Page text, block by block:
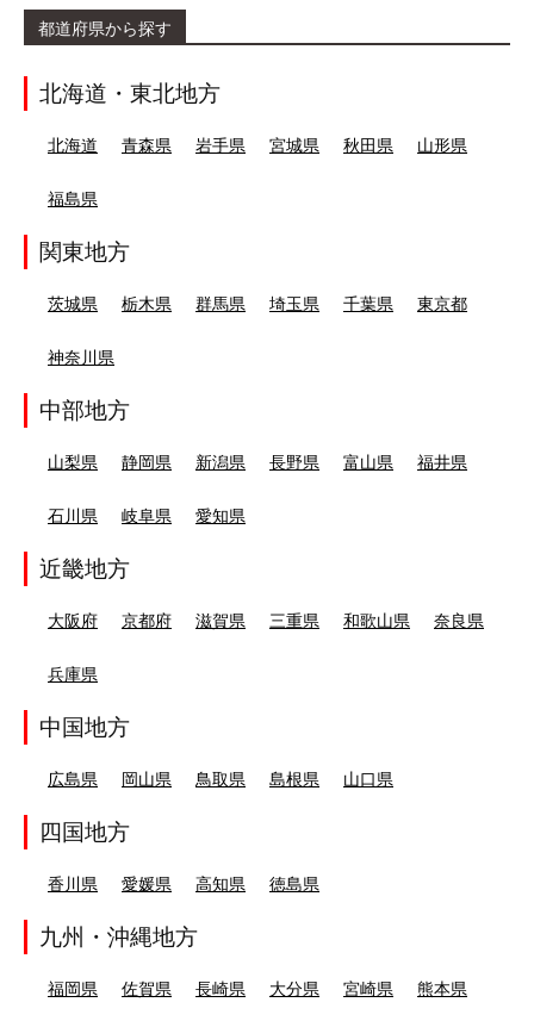
都道府県から探す
北海道・東北地方
北海道 青森県 岩手県 宮城県 秋田県 山形県
福島県
関東地方
茨城県 栃木県 群馬県 埼玉県 千葉県 東京都
神奈川県
中部地方
山梨県 静岡県 新潟県 長野県 富山県 福井県
石川県 岐阜県 愛知県
近畿地方
大阪府 京都府 滋賀県 三重県 和歌山県 奈良県
兵庫県
中国地方
広島県 岡山県 鳥取県 島根県 山口県
四国地方
香川県 愛媛県 高知県 徳島県
九州・沖縄地方
福岡県 佐賀県 長崎県 大分県 宮崎県 熊本県